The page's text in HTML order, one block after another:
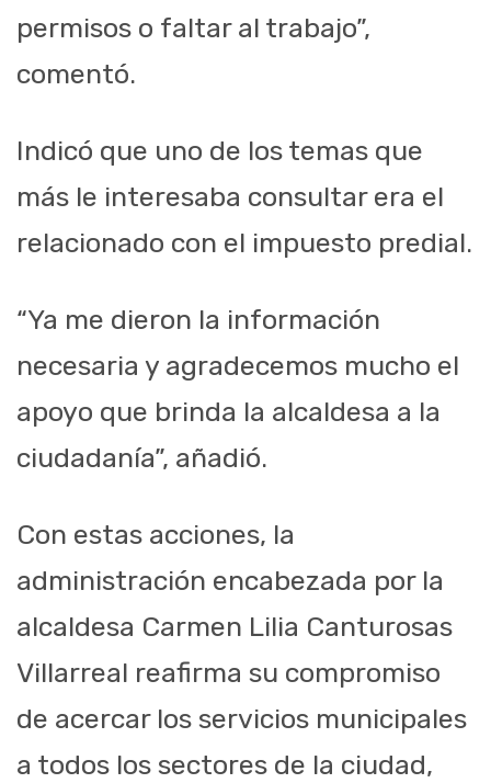
permisos o faltar al trabajo”,
comentó.
Indicó que uno de los temas que
más le interesaba consultar era el
relacionado con el impuesto predial.
“Ya me dieron la información
necesaria y agradecemos mucho el
apoyo que brinda la alcaldesa a la
ciudadanía”, añadió.
Con estas acciones, la
administración encabezada por la
alcaldesa Carmen Lilia Canturosas
Villarreal reafirma su compromiso
de acercar los servicios municipales
a todos los sectores de la ciudad,